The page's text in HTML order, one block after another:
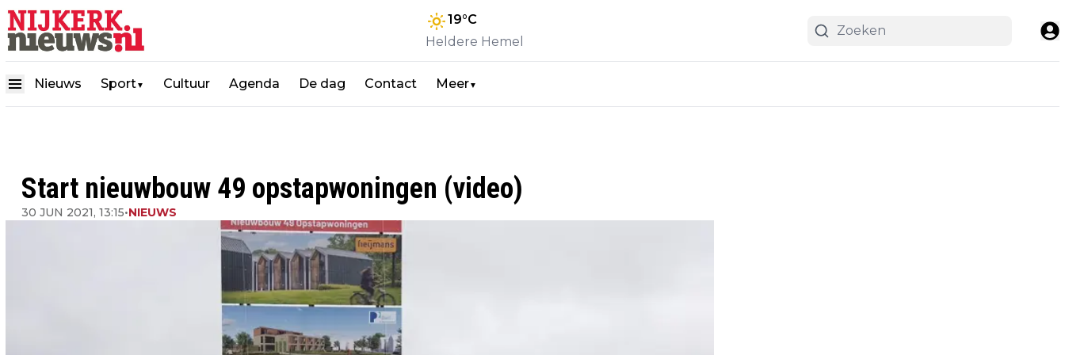
19°C
Heldere Hemel
Nieuws Sport▼ Cultuur Agenda De dag Contact Meer▼
Start nieuwbouw 49 opstapwoningen (video)
30 JUN 2021, 13:15•NIEUWS